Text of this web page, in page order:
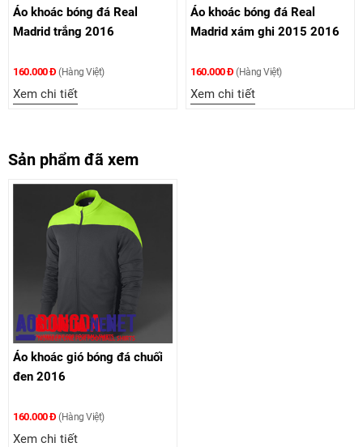
đá Real
2016
Việt)
Áo khoác bóng đá Real
Madrid xám ghi 2015 2016
(Hàng Việt)
Áo khoác
Juventus
Sản phẩm đã xem
Áo khoác gió bóng đá chuối
đen 2016
160.000 Đ (Hàng Việt)
Xem chi tiết